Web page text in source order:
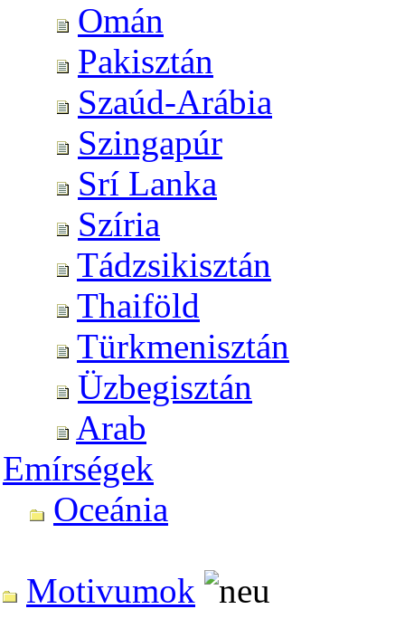
Omán
Pakisztán
Szaúd-Arábia
Szingapúr
Srí Lanka
Szíria
Tádzsikisztán
Thaiföld
Türkmenisztán
Üzbegisztán
Arab
Emírségek
Oceánia
Motivumok